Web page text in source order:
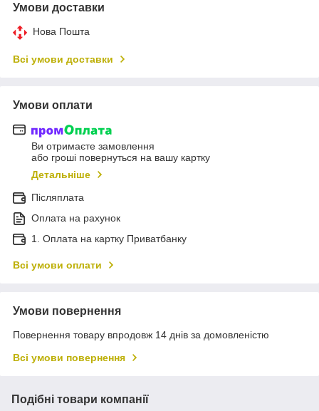
Умови доставки
Нова Пошта
Всі умови доставки
Умови оплати
Ви отримаєте замовлення
або гроші повернуться на вашу картку
Детальніше
Післяплата
Оплата на рахунок
1. Оплата на картку Приватбанку
Всі умови оплати
Умови повернення
Повернення товару впродовж 14 днів за домовленістю
Всі умови повернення
Подібні товари компанії